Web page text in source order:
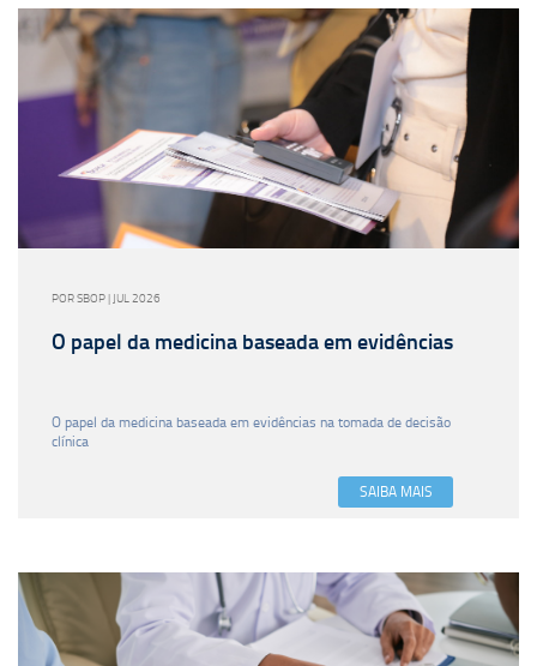
POR SBOP | JUL 2026
O papel da medicina baseada em evidências
O papel da medicina baseada em evidências na tomada de decisão
clínica
SAIBA MAIS